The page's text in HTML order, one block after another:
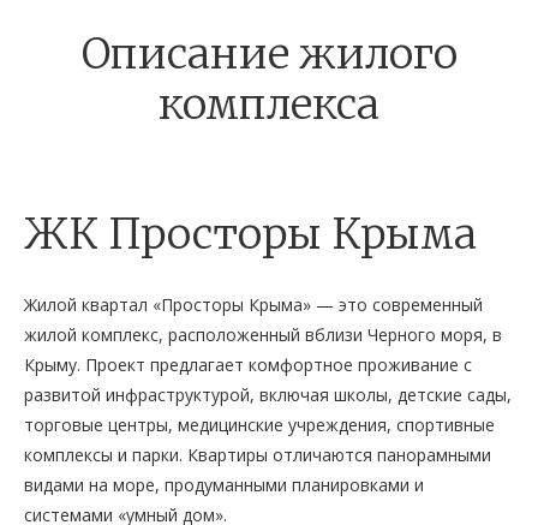
Описание жилого
комплекса
ЖК Просторы Крыма
Жилой квартал «Просторы Крыма» — это современный
жилой комплекс, расположенный вблизи Черного моря, в
Крыму. Проект предлагает комфортное проживание с
развитой инфраструктурой, включая школы, детские сады,
торговые центры, медицинские учреждения, спортивные
комплексы и парки. Квартиры отличаются панорамными
видами на море, продуманными планировками и
системами «умный дом».